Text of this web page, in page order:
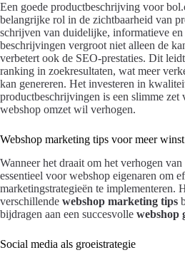
Een goede productbeschrijving voor
belangrijke rol in de zichtbaarheid van
schrijven van duidelijke, informatieve
beschrijvingen vergroot niet alleen de
verbetert ook de SEO-prestaties. Dit
ranking in zoekresultaten, wat meer
kan genereren. Het investeren in
productbeschrijvingen is een slimme zet
webshop omzet wil verhogen.
Webshop marketing tips voor meer winst
Wanneer het draait om het verhogen
essentieel voor webshop eigenaren om
marketingstrategieën te implementeren.
verschillende webshop marketing tips
bijdragen aan een succesvolle webshop
Social media als groeistrategie